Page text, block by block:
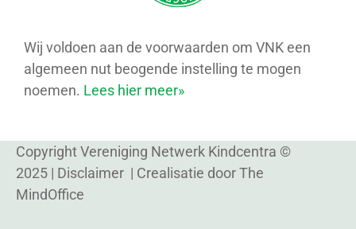
Wij voldoen aan de voorwaarden om VNK een
algemeen nut beogende instelling te mogen
noemen. Lees hier meer»
Copyright Vereniging Netwerk Kindcentra ©
2025 | Disclaimer | Crealisatie doorThe
MindOffice